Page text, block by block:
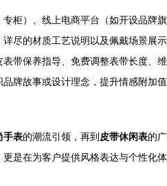
柜）、线上电商平台（如开设品牌
详尽的材质工艺说明以及佩戴场景展
带保养指导、免费调整表带长度、
牌故事或设计理念，提升情感附加
手表的潮流引领，再到 皮带休闲表的
是在为客户提供风格表达与个性化